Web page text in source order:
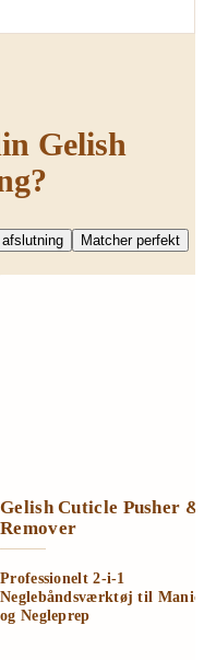
Gelish
Matcher perfekt
Gelish Cuticle Pusher &
Remover
Professionelt 2-i-1
Neglebåndsværktøj til
og Negleprep